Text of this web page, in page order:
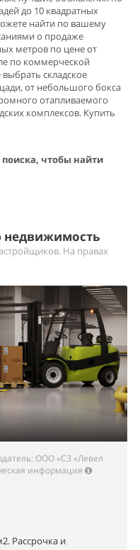
до 10 квадратных
найти по вашему
о продаже
метров по цене от
по коммерческой
складское
от небольшого бокса
отапливаемого
комплексов. Купить
чтобы найти
недвижимость
На правах
ООО «СЗ «Левел
информация
Рассрочка и